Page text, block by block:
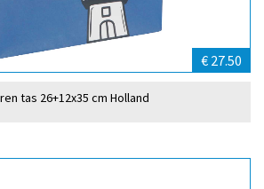
€ 27.50
tas 26+12x35 cm Holland